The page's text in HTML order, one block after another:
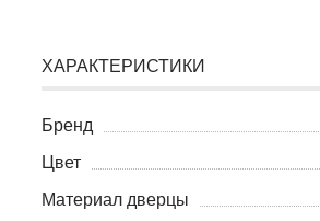
ХАРАКТЕРИСТИКИ
Бренд
Цвет
Материал дверцы